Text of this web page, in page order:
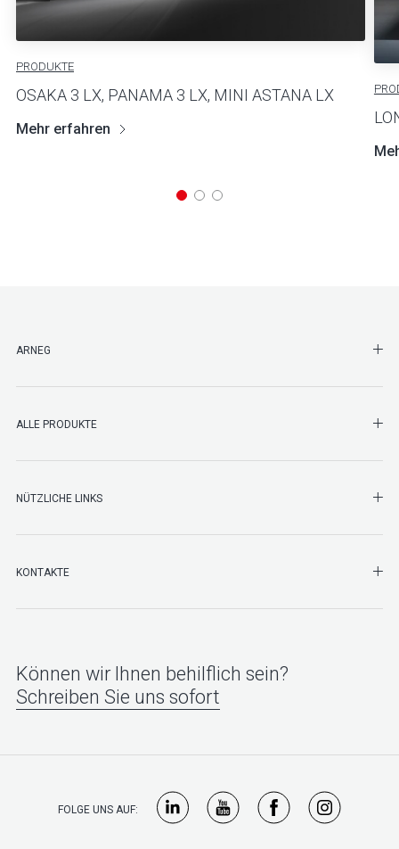
PRODUKTE
OSAKA 3 LX, PANAMA 3 LX, MINI ASTANA LX
Mehr erfahren
ARNEG
ALLE PRODUKTE
NÜTZLICHE LINKS
KONTAKTE
Können wir Ihnen behilflich sein?
Schreiben Sie uns sofort
FOLGE UNS AUF: